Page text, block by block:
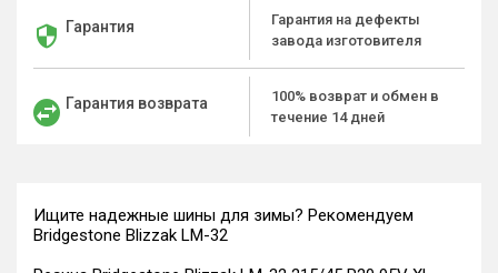
Гарантия
Гарантия на дефекты
завода изготовителя
Гарантия возврата
100% возврат и обмен в
течение 14 дней
Ищите надежные шины для зимы? Рекомендуем
Bridgestone Blizzak LM-32